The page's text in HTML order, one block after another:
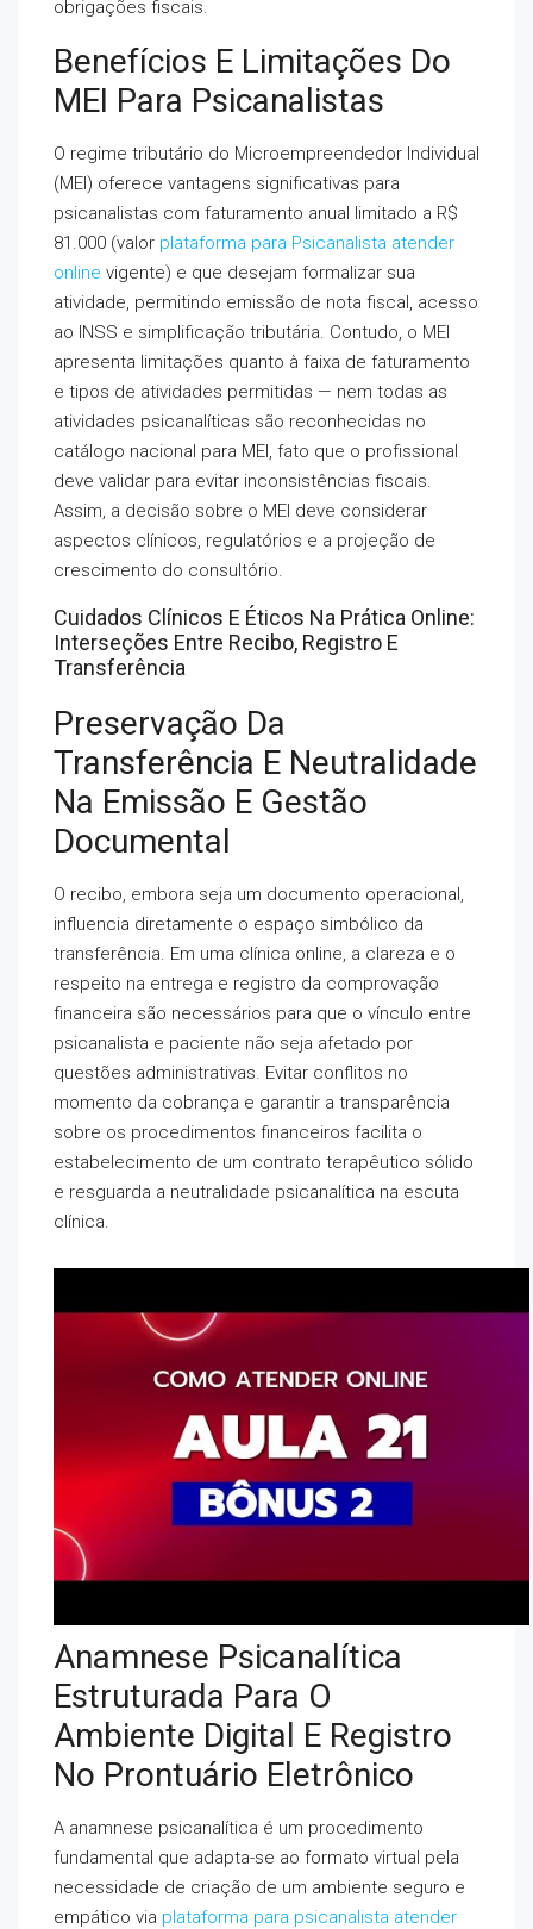
obrigações fiscais.
Benefícios E Limitações Do
MEI Para Psicanalistas
O regime tributário do Microempreendedor Individual
(MEI) oferece vantagens significativas para
psicanalistas com faturamento anual limitado a R$
81.000 (valor plataforma para Psicanalista atender
online vigente) e que desejam formalizar sua
atividade, permitindo emissão de nota fiscal, acesso
ao INSS e simplificação tributária. Contudo, o MEI
apresenta limitações quanto à faixa de faturamento
e tipos de atividades permitidas — nem todas as
atividades psicanalíticas são reconhecidas no
catálogo nacional para MEI, fato que o profissional
deve validar para evitar inconsistências fiscais.
Assim, a decisão sobre o MEI deve considerar
aspectos clínicos, regulatórios e a projeção de
crescimento do consultório.
Cuidados Clínicos E Éticos Na Prática Online:
Interseções Entre Recibo, Registro E
Transferência
Preservação Da
Transferência E Neutralidade
Na Emissão E Gestão
Documental
O recibo, embora seja um documento operacional,
influencia diretamente o espaço simbólico da
transferência. Em uma clínica online, a clareza e o
respeito na entrega e registro da comprovação
financeira são necessários para que o vínculo entre
psicanalista e paciente não seja afetado por
questões administrativas. Evitar conflitos no
momento da cobrança e garantir a transparência
sobre os procedimentos financeiros facilita o
estabelecimento de um contrato terapêutico sólido
e resguarda a neutralidade psicanalítica na escuta
clínica.
Anamnese Psicanalítica
Estruturada Para O
Ambiente Digital E Registro
No Prontuário Eletrônico
A anamnese psicanalítica é um procedimento
fundamental que adapta-se ao formato virtual pela
necessidade de criação de um ambiente seguro e
empático via plataforma para psicanalista atender